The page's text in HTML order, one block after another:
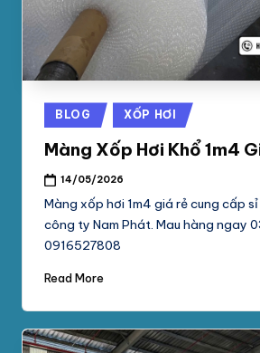
Posted
in
BLOG XỐP HƠI
Màng Xốp Hơi Khổ 1m4
14/05/2026
Màng xốp hơi 1m4 giá rẻ cung cấp
công ty Nam Phát. Mau hàng ngay
0916527808
Read More